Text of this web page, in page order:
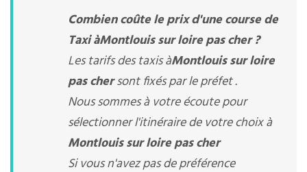
Combien coûte le prix d'une course de
Taxi àMontlouis sur loire pas cher?
Les tarifs des taxis àMontlouis sur loire
pas chersont fixés par le préfet .
Nous sommes à votre écoute pour
sélectionner l'itinéraire de votre choix à
Montlouis sur loire pas cher
Si vous n'avez pas de préférence